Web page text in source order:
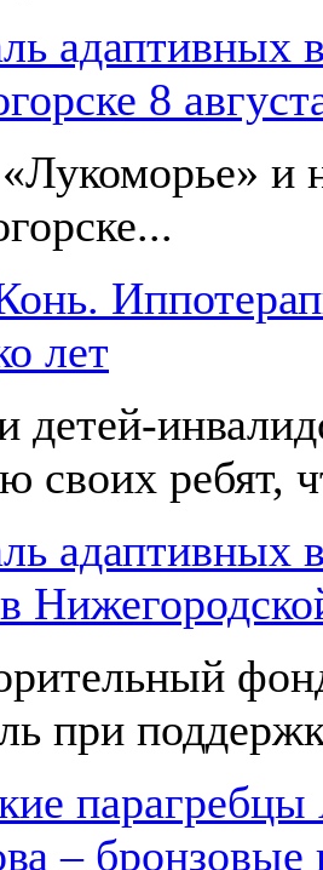
адаптивных
8
и
лет
детей-
своих ребят,
адаптивных
при
–